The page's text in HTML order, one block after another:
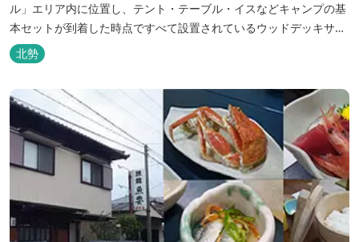
ル」エリア内に位置し、テント・テーブル・イスなどキャンプの基
本セットが到着した時点ですべて設置されているウッドデッキサイ
トの他、初めてのキャンプでも安心して楽しめる設備が整ったキャ
ンプ場です。 さらに、手ぶらでキャンプをお楽しみいただけるよう
に夕食バーべキュー用の炭火セットなどのレンタル品や国産牛BBQ
セットなどの食材も事前にご...
北勢